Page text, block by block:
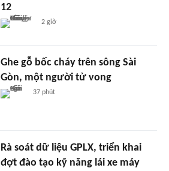
12
2 giờ
Ghe gỗ bốc cháy trên sông Sài
Gòn, một người tử vong
37 phút
Rà soát dữ liệu GPLX, triển khai
đợt đào tạo kỹ năng lái xe máy